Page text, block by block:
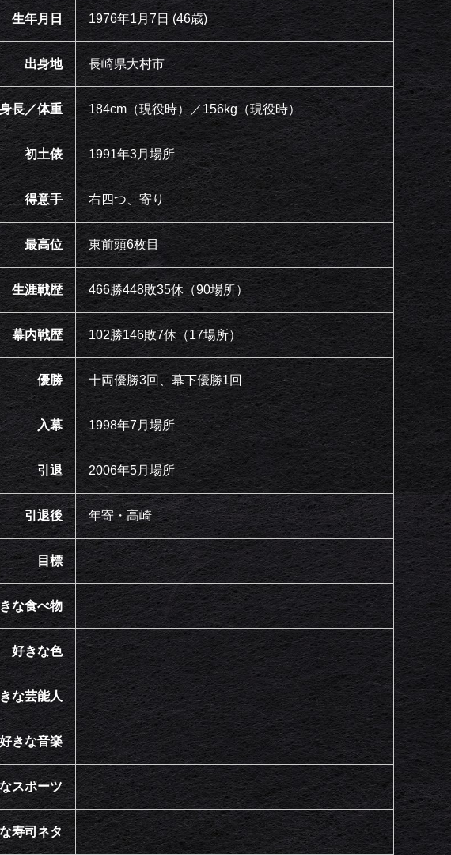
生年月日 1976年1月7日 (46歳)
出身地 長崎県大村市
身長／体重 184cm（現役時）／156kg（現役時）
初土俵 1991年3月場所
得意手 右四つ、寄り
最高位 東前頭6枚目
生涯戦歴 466勝448敗35休（90場所）
幕内戦歴 102勝146敗7休（17場所）
優勝 十両優勝3回、幕下優勝1回
入幕 1998年7月場所
引退 2006年5月場所
引退後 年寄・高崎
目標
な食べ物
好きな色
な芸能人
好きな音楽
スポーツ
寿司ネタ